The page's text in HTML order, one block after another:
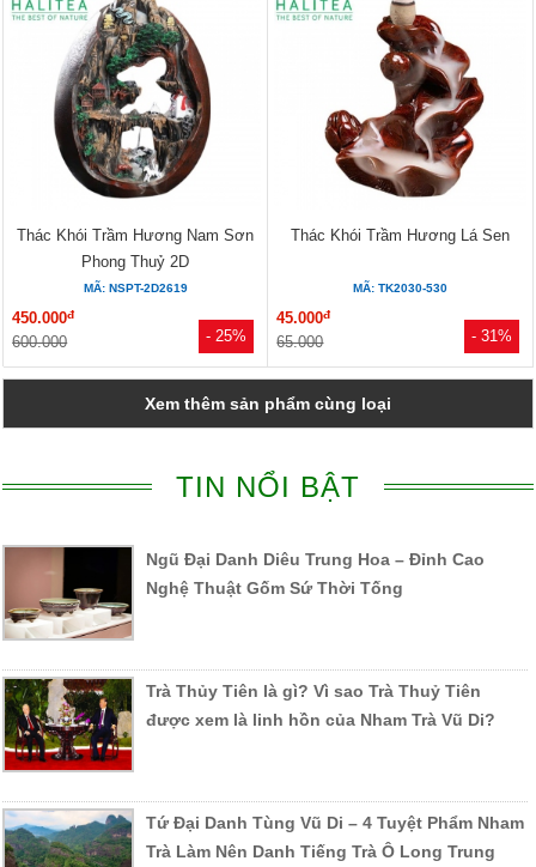
- 25%
Thác Khói Trầm Hương Nam Sơn
Phong Thuỷ 2D
MÃ: NSPT-2D2619
450.000đ
600.000 - 31%
Thác Khói Trầm Hương Lá Sen
MÃ: TK2030-530
45.000đ
65.000
Xem thêm sản phẩm cùng loại
TIN NỔI BẬT
Ngũ Đại Danh Diêu Trung Hoa – Đỉnh Cao
Nghệ Thuật Gốm Sứ Thời Tống
Trà Thủy Tiên là gì? Vì sao Trà Thuỷ Tiên
được xem là linh hồn của Nham Trà Vũ Di?
Tứ Đại Danh Tùng Vũ Di – 4 Tuyệt Phẩm Nham
Trà Làm Nên Danh Tiếng Trà Ô Long Trung